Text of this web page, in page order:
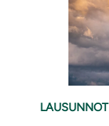
LAUSUNNOT